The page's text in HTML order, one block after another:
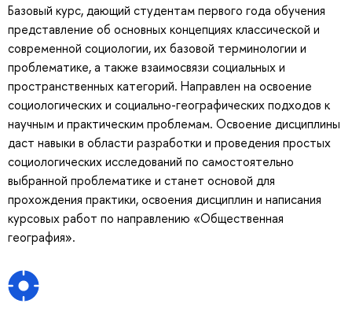
Базовый курс, дающий студентам первого года обучения
представление об основных концепциях классической и
современной социологии, их базовой терминологии и
проблематике, а также взаимосвязи социальных и
пространственных категорий. Направлен на освоение
социологических и социально-географических подходов к
научным и практическим проблемам. Освоение дисциплины
даст навыки в области разработки и проведения простых
социологических исследований по самостоятельно
выбранной проблематике и станет основой для
прохождения практики, освоения дисциплин и написания
курсовых работ по направлению «Общественная
география».